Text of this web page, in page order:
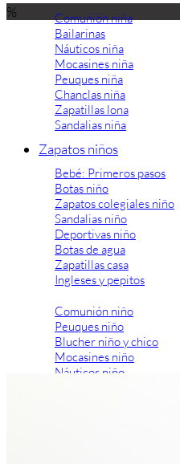
Comunión niña
Bailarinas
Náuticos niña
Mocasines niña
Peuques niña
Chanclas niña
Zapatillas lona
Sandalias niña
Zapatos niños
Bebé: Primeros pasos
Botas niño
Zapatos colegiales niño
Sandalias niño
Deportivas niño
Botas de agua
Zapatillas casa
Ingleses y pepitos
Comunión niño
Peuques niño
Blucher niño y chico
Mocasines niño
Náuticos niño
%